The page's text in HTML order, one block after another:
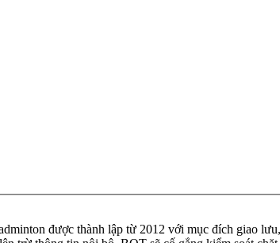
được thành lập từ 2012 với mục đích giao